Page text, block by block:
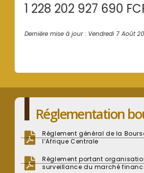
1 228 202 927 690
Dernière mise à jour : Vendredi 7 Août
Réglementation
Règlement général de la
l’Afrique Centrale
Règlement portant
surveillance du marché